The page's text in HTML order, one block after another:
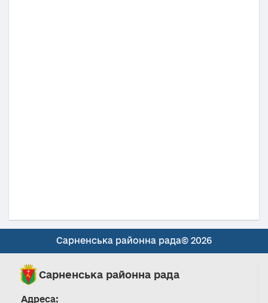
Сарненська районна рада© 2026
Сарненська районна рада
Адреса: